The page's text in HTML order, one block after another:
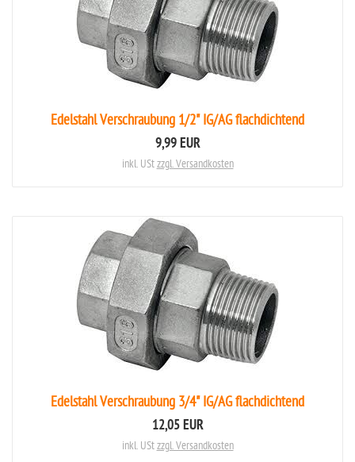
Edelstahl Verschraubung 1/2" IG/AG flachdichtend
9,99 EUR
inkl. UStzzgl. Versandkosten
Edelstahl Verschraubung 3/4" IG/AG flachdichtend
12,05 EUR
inkl. UStzzgl. Versandkosten